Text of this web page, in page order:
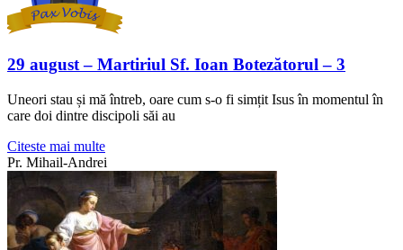
29 august – Martiriul Sf. Ioan Botezătorul – 3
Uneori stau și mă întreb, oare cum s-o fi simțit Isus în momentul în
care doi dintre discipoli săi au
Citeste mai multe
Pr. Mihail-Andrei